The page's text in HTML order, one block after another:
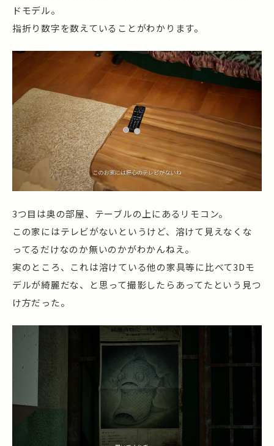
ドモデル。
指折り数字を数えていることがわかります。
3つ目は奥の部屋、テーブルの上にあるリモコン。
この家にはテレビがないというけど、溶けて見えなくな
ってるだけなのか無いのかがわかんねえ。
実のところ、これは溶けている他の家具等に比べて3Dモ
デルが綺麗だな、と思って撮影したらあってたという見つ
け方だった。